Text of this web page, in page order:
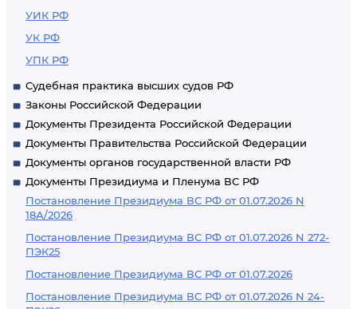
УИК РФ
УК РФ
УПК РФ
Судебная практика высших судов РФ
Законы Российской Федерации
Документы Президента Российской Федерации
Документы Правительства Российской Федерации
Документы органов государственной власти РФ
Документы Президиума и Пленума ВС РФ
Постановление Президиума ВС РФ от 01.07.2026 N
18А/2026
Постановление Президиума ВС РФ от 01.07.2026 N 272-
ПЭК25
Постановление Президиума ВС РФ от 01.07.2026
Постановление Президиума ВС РФ от 01.07.2026 N 24-